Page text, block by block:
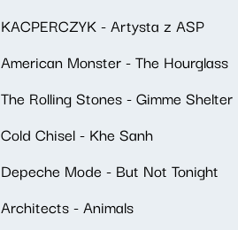
KACPERCZYK - Artysta z ASP
American Monster - The Hourglass
The Rolling Stones - Gimme Shelter
Cold Chisel - Khe Sanh
Depeche Mode - But Not Tonight
Architects - Animals